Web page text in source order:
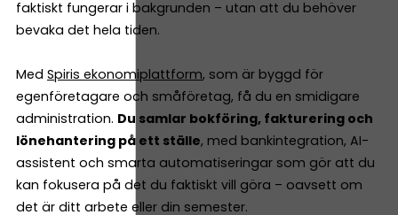
faktiskt fungerar i bakgrunden – utan att du behöver
bevaka det hela tiden.
Med Spiris ekonomiplattform, som är byggd för
egenföretagare och småföretag, få du en smidigare
administration. Du samlar bokföring, fakturering och
lönehantering på ett ställe, med bankintegration, AI-
assistent och smarta automatiseringar som gör att du
kan fokusera på det du faktiskt vill göra – oavsett om
det är ditt arbete eller din semester.